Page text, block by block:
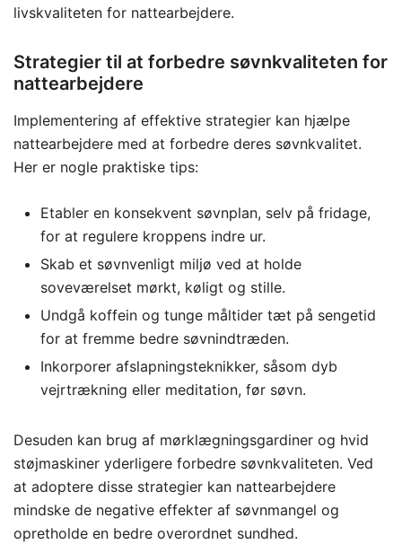
livskvaliteten for nattearbejdere.
Strategier til at forbedre søvnkvaliteten for
nattearbejdere
Implementering af effektive strategier kan hjælpe
nattearbejdere med at forbedre deres søvnkvalitet.
Her er nogle praktiske tips:
Etabler en konsekvent søvnplan, selv på fridage,
for at regulere kroppens indre ur.
Skab et søvnvenligt miljø ved at holde
soveværelset mørkt, køligt og stille.
Undgå koffein og tunge måltider tæt på sengetid
for at fremme bedre søvnindtræden.
Inkorporer afslapningsteknikker, såsom dyb
vejrtrækning eller meditation, før søvn.
Desuden kan brug af mørklægningsgardiner og hvid
støjmaskiner yderligere forbedre søvnkvaliteten. Ved
at adoptere disse strategier kan nattearbejdere
mindske de negative effekter af søvnmangel og
opretholde en bedre overordnet sundhed.